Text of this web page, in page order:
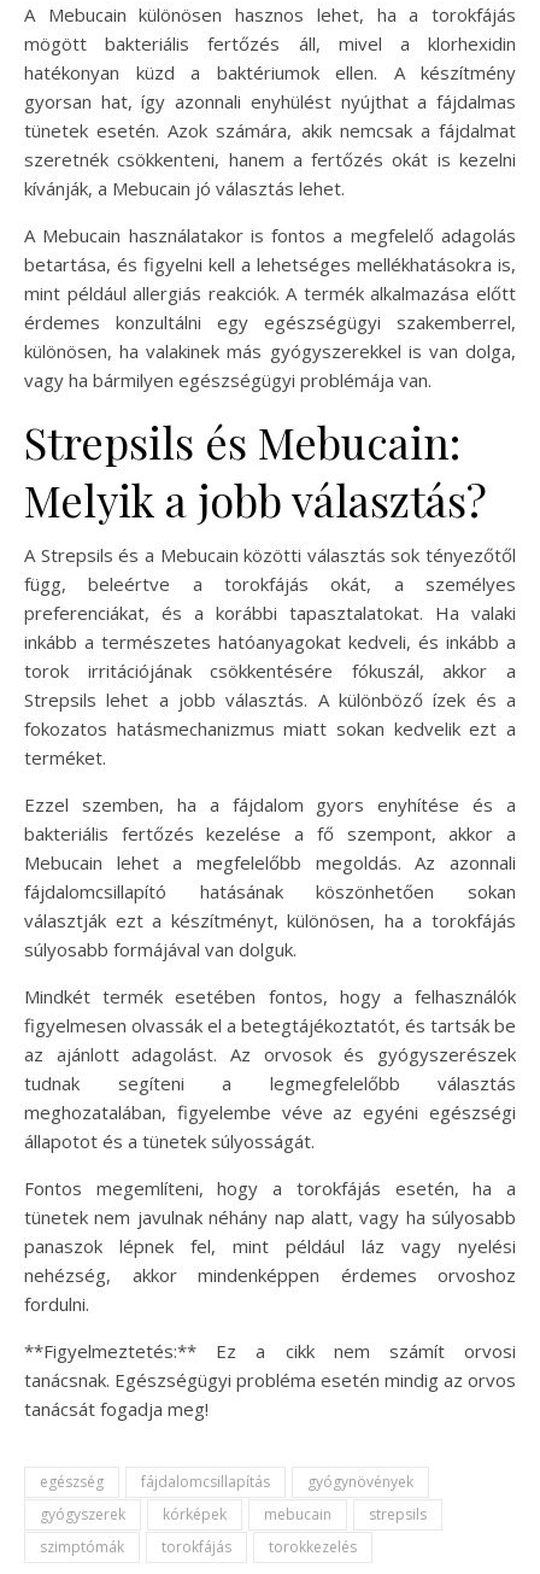
A Mebucain különösen hasznos lehet, ha a torokfájás
mögött bakteriális fertőzés áll, mivel a klorhexidin
hatékonyan küzd a baktériumok ellen. A készítmény
gyorsan hat, így azonnali enyhülést nyújthat a fájdalmas
tünetek esetén. Azok számára, akik nemcsak a fájdalmat
szeretnék csökkenteni, hanem a fertőzés okát is kezelni
kívánják, a Mebucain jó választás lehet.
A Mebucain használatakor is fontos a megfelelő adagolás
betartása, és figyelni kell a lehetséges mellékhatásokra is,
mint például allergiás reakciók. A termék alkalmazása előtt
érdemes konzultálni egy egészségügyi szakemberrel,
különösen, ha valakinek más gyógyszerekkel is van dolga,
vagy ha bármilyen egészségügyi problémája van.
Strepsils és Mebucain:
Melyik a jobb választás?
A Strepsils és a Mebucain közötti választás sok tényezőtől
függ, beleértve a torokfájás okát, a személyes
preferenciákat, és a korábbi tapasztalatokat. Ha valaki
inkább a természetes hatóanyagokat kedveli, és inkább a
torok irritációjának csökkentésére fókuszál, akkor a
Strepsils lehet a jobb választás. A különböző ízek és a
fokozatos hatásmechanizmus miatt sokan kedvelik ezt a
terméket.
Ezzel szemben, ha a fájdalom gyors enyhítése és a
bakteriális fertőzés kezelése a fő szempont, akkor a
Mebucain lehet a megfelelőbb megoldás. Az azonnali
fájdalomcsillapító hatásának köszönhetően sokan
választják ezt a készítményt, különösen, ha a torokfájás
súlyosabb formájával van dolguk.
Mindkét termék esetében fontos, hogy a felhasználók
figyelmesen olvassák el a betegtájékoztatót, és tartsák be
az ajánlott adagolást. Az orvosok és gyógyszerészek
tudnak segíteni a legmegfelelőbb választás
meghozatalában, figyelembe véve az egyéni egészségi
állapotot és a tünetek súlyosságát.
Fontos megemlíteni, hogy a torokfájás esetén, ha a
tünetek nem javulnak néhány nap alatt, vagy ha súlyosabb
panaszok lépnek fel, mint például láz vagy nyelési
nehézség, akkor mindenképpen érdemes orvoshoz
fordulni.
**Figyelmeztetés:** Ez a cikk nem számít orvosi
tanácsnak. Egészségügyi probléma esetén mindig az orvos
tanácsát fogadja meg!
egészség fájdalomcsillapítás
gyógynövények
gyógyszerek
kórképek mebucain
strepsils
szimptómák
torokfájás torokkezelés